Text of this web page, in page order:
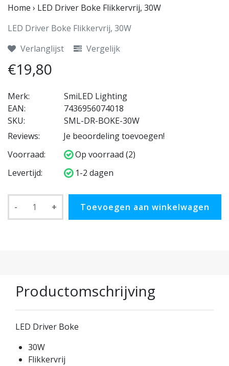
Home › LED Driver Boke Flikkervrij, 30W
LED Driver Boke Flikkervrij, 30W
Verlanglijst
Vergelijk
€19,80
Merk:
SmiLED Lighting
EAN:
7436956074018
SKU:
SML-DR-BOKE-30W
Reviews:
Je beoordeling toevoegen!
Voorraad:
Op voorraad (2)
Levertijd:
1-2 dagen
- + Toevoegen aan winkelwagen
Productomschrijving
LED Driver Boke
30W
Flikkervrij